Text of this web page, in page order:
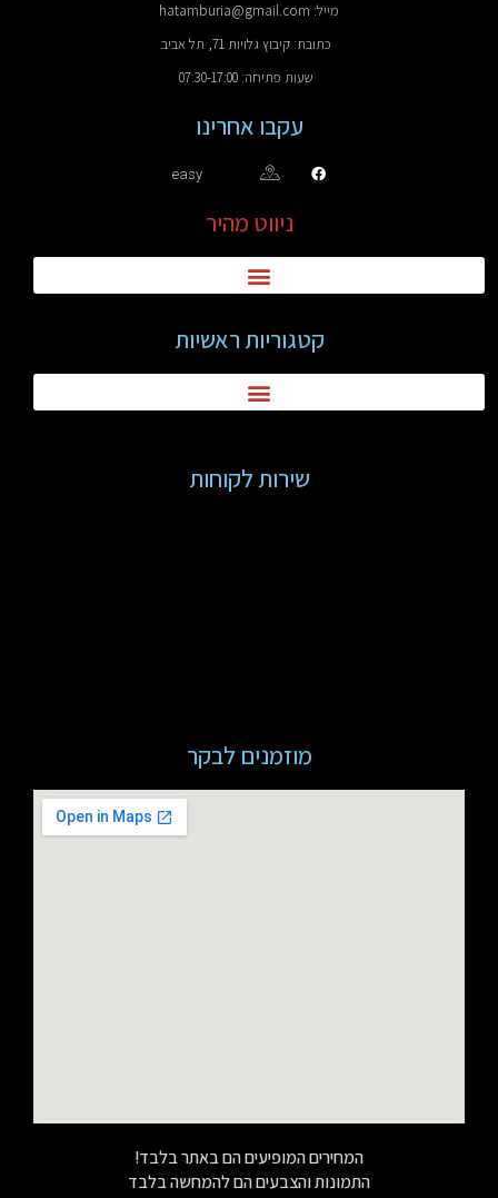
מייל: hatamburia@gmail.com
כתובת: קיבוץ גלויות 71, תל אביב
שעות פתיחה: 07:30-17:00
עקבו אחרינו
easy
ניווט מהיר
קטגוריות ראשיות
שירות לקוחות
מוזמנים לבקר
המחירים המופיעים הם באתר בלבד!
התמונות והצבעים הם להמחשה בלבד